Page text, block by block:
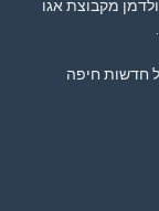
מקבוצת אגו
חדשות חיפה